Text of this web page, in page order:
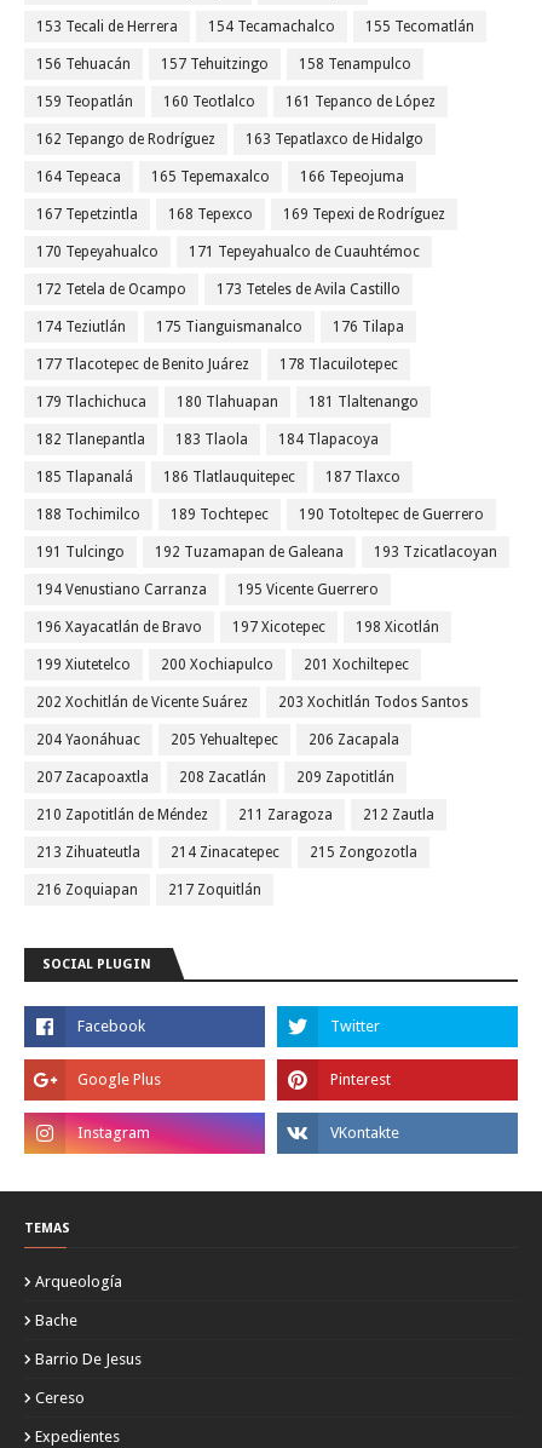
153 Tecali de Herrera 154 Tecamachalco 155 Tecomatlán
156 Tehuacán 157 Tehuitzingo 158 Tenampulco
159 Teopatlán 160 Teotlalco 161 Tepanco de López
162 Tepango de Rodríguez 163 Tepatlaxco de Hidalgo
164 Tepeaca 165 Tepemaxalco 166 Tepeojuma
167 Tepetzintla 168 Tepexco 169 Tepexi de Rodríguez
170 Tepeyahualco 171 Tepeyahualco de Cuauhtémoc
172 Tetela de Ocampo 173 Teteles de Avila Castillo
174 Teziutlán 175 Tianguismanalco 176 Tilapa
177 Tlacotepec de Benito Juárez 178 Tlacuilotepec
179 Tlachichuca 180 Tlahuapan 181 Tlaltenango
182 Tlanepantla 183 Tlaola 184 Tlapacoya
185 Tlapanalá 186 Tlatlauquitepec 187 Tlaxco
188 Tochimilco 189 Tochtepec 190 Totoltepec de Guerrero
191 Tulcingo 192 Tuzamapan de Galeana 193 Tzicatlacoyan
194 Venustiano Carranza 195 Vicente Guerrero
196 Xayacatlán de Bravo 197 Xicotepec 198 Xicotlán
199 Xiutetelco 200 Xochiapulco 201 Xochiltepec
202 Xochitlán de Vicente Suárez 203 Xochitlán Todos Santos
204 Yaonáhuac 205 Yehualtepec 206 Zacapala
207 Zacapoaxtla 208 Zacatlán 209 Zapotitlán
210 Zapotitlán de Méndez 211 Zaragoza 212 Zautla
213 Zihuateutla 214 Zinacatepec 215 Zongozotla
216 Zoquiapan 217 Zoquitlán
SOCIAL PLUGIN
TEMAS
Arqueología
Bache
Barrio De Jesus
Cereso
Expedientes